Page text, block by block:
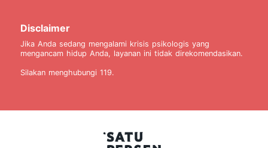
Disclaimer
Jika Anda sedang mengalami krisis psikologis yang
mengancam hidup Anda, layanan ini tidak direkomendasikan.
Silakan menghubungi 119.